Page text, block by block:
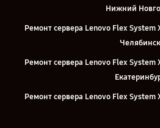
Нижний
Ремонт сервера Lenovo Flex System
Челябинск
Ремонт сервера Lenovo Flex System
Ремонт сервера Lenovo Flex System